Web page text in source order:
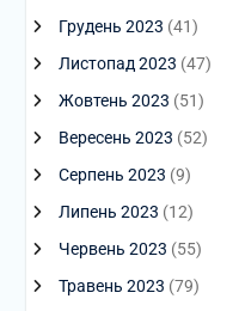
Грудень 2023 (41)
Листопад 2023 (47)
Жовтень 2023 (51)
Вересень 2023 (52)
Серпень 2023 (9)
Липень 2023 (12)
Червень 2023 (55)
Травень 2023 (79)